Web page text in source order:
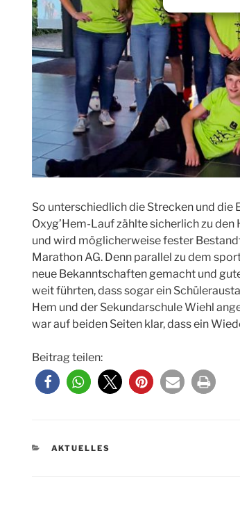
So unterschiedlich die Strecken und die
Oxyg’Hem-Lauf zählte sicherlich zu
und wird möglicherweise fester
Marathon AG. Denn parallel zu dem
neue Bekanntschaften gemacht und
weit führten, dass sogar ein
Hem und der Sekundarschule Wiehl
war auf beiden Seiten klar, dass ein
Beitrag teilen:
KATEGORIEN
AKTUELLES